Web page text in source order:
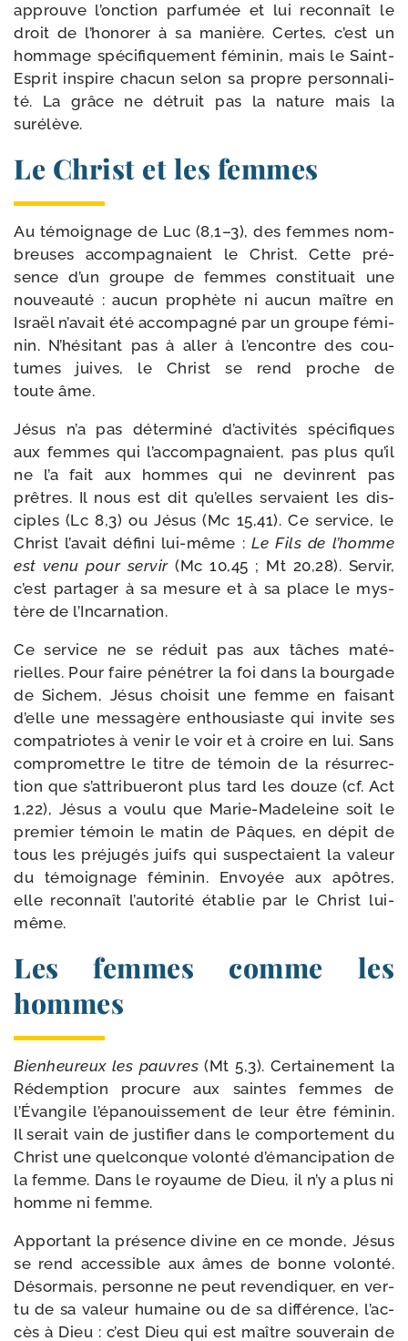
approuve l’onc­tion par­fu­mée et lui recon­naît le
droit de l’ho­no­rer à sa manière. Certes, c’est un
hom­mage spé­ci­fi­que­ment fémi­nin, mais le Saint-​
Esprit ins­pire cha­cun selon sa propre per­son­na­li­
té. La grâce ne détruit pas la nature mais la
surélève.
Le Christ et les femmes
Au témoi­gnage de Luc (8,1–3), des femmes nom­
breuses accom­pa­gnaient le Christ. Cette pré­
sence d’un groupe de femmes consti­tuait une
nou­veau­té : aucun pro­phète ni aucun maître en
Israël n’a­vait été accom­pa­gné par un groupe fémi­
nin. N’hésitant pas à aller à l’en­contre des cou­
tumes juives, le Christ se rend proche de
toute âme.
Jésus n’a pas déter­mi­né d’ac­ti­vi­tés spé­ci­fiques
aux femmes qui l’ac­com­pa­gnaient, pas plus qu’il
ne l’a fait aux hommes qui ne devinrent pas
prêtres. Il nous est dit qu’elles ser­vaient les dis­
ciples (Lc 8,3) ou Jésus (Mc 15,41). Ce ser­vice, le
Christ l’avait défi­ni lui-​même : Le Fils de l’homme
est venu pour ser­vir(Mc 10,45 ; Mt 20,28). Servir,
c’est par­ta­ger à sa mesure et à sa place le mys­
tère de l’Incarnation.
Ce ser­vice ne se réduit pas aux tâches maté­
rielles. Pour faire péné­trer la foi dans la bour­gade
de Sichem, Jésus choi­sit une femme en fai­sant
d’elle une mes­sa­gère enthou­siaste qui invite ses
com­pa­triotes à venir le voir et à croire en lui. Sans
com­pro­mettre le titre de témoin de la résur­rec­
tion que s’at­tri­bue­ront plus tard les douze (cf. Act
1,22), Jésus a vou­lu que Marie-​Madeleine soit le
pre­mier témoin le matin de Pâques, en dépit de
tous les pré­ju­gés juifs qui sus­pec­taient la valeur
du témoi­gnage fémi­nin. Envoyée aux apôtres,
elle recon­naît l’au­to­ri­té éta­blie par le Christ lui-
même.
Les femmes comme les
hommes
Bienheureux les pauvres (Mt 5,3). Certainement la
Rédemption pro­cure aux saintes femmes de
l’Évangile l’é­pa­nouis­se­ment de leur être fémi­nin.
Il serait vain de jus­ti­fier dans le com­por­te­ment du
Christ une quel­conque volon­té d’é­man­ci­pa­tion de
la femme. Dans le royaume de Dieu, il n’y a plus ni
homme ni femme.
Apportant la pré­sence divine en ce monde, Jésus
se rend acces­sible aux âmes de bonne volon­té.
Désormais, per­sonne ne peut reven­di­quer, en ver­
tu de sa valeur humaine ou de sa dif­fé­rence, l’ac­
cès à Dieu : c’est Dieu qui est maître sou­ve­rain de